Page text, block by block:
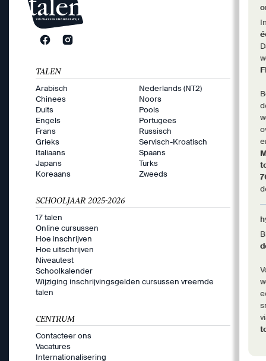
TALEN
Arabisch
Chinees
Duits
Engels
Frans
Grieks
Italiaans
Japans
Koreaans
Nederlands (NT2)
Noors
Pools
Portugees
Russisch
Servisch-Kroatisch
Spaans
Turks
Zweeds
SCHOOLJAAR 2025-2026
17 talen
Online cursussen
Hoe inschrijven
Hoe uitschrijven
Niveautest
Schoolkalender
Wijziging inschrijvingsgelden cursussen vreemde
talen
CENTRUM
Contacteer ons
Vacatures
Internationalisering